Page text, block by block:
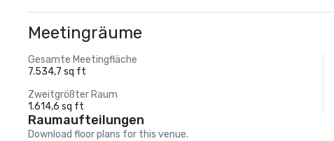
Meetingräume
Gesamte Meetingfläche
7.534,7 sq ft
Zweitgrößter Raum
1.614,6 sq ft
Raumaufteilungen
Download floor plans for this venue.